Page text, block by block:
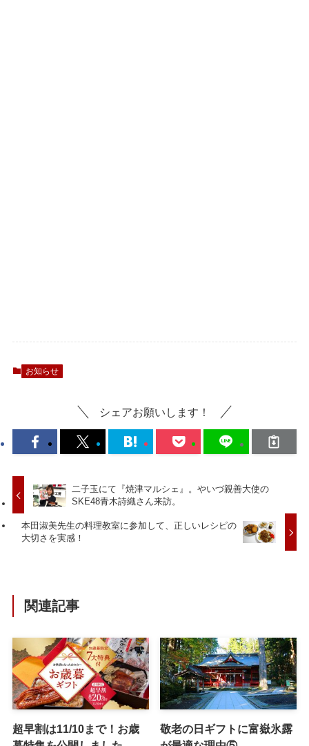
お知らせ
シェアお願いします！
二子玉にて『焼津マルシェ』。やいづ親善大使の
SKE48青木詩織さん来訪。
本田淑美先生の料理教室に参加して、正しいレシピの
大切さを実感！
関連記事
超早割は11/10まで！お歳
敬老の日ギフトに富嶽氷露